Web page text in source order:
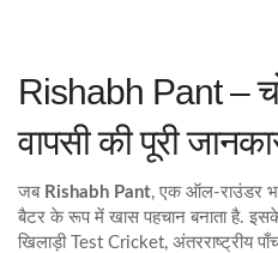
Rishabh Pant –
वापसी की पूरी
जब Rishabh Pant, एक ऑल‑राउंडर
बैटर के रूप में खास पहचान बनाता है.
खिलाड़ी
Test Cricket, अंतरराष्ट्रीय